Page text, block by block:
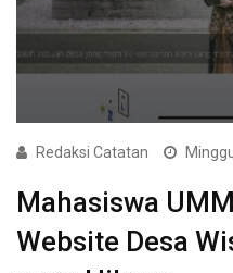
Redaksi Catatan
Mahasiswa
Website Desa